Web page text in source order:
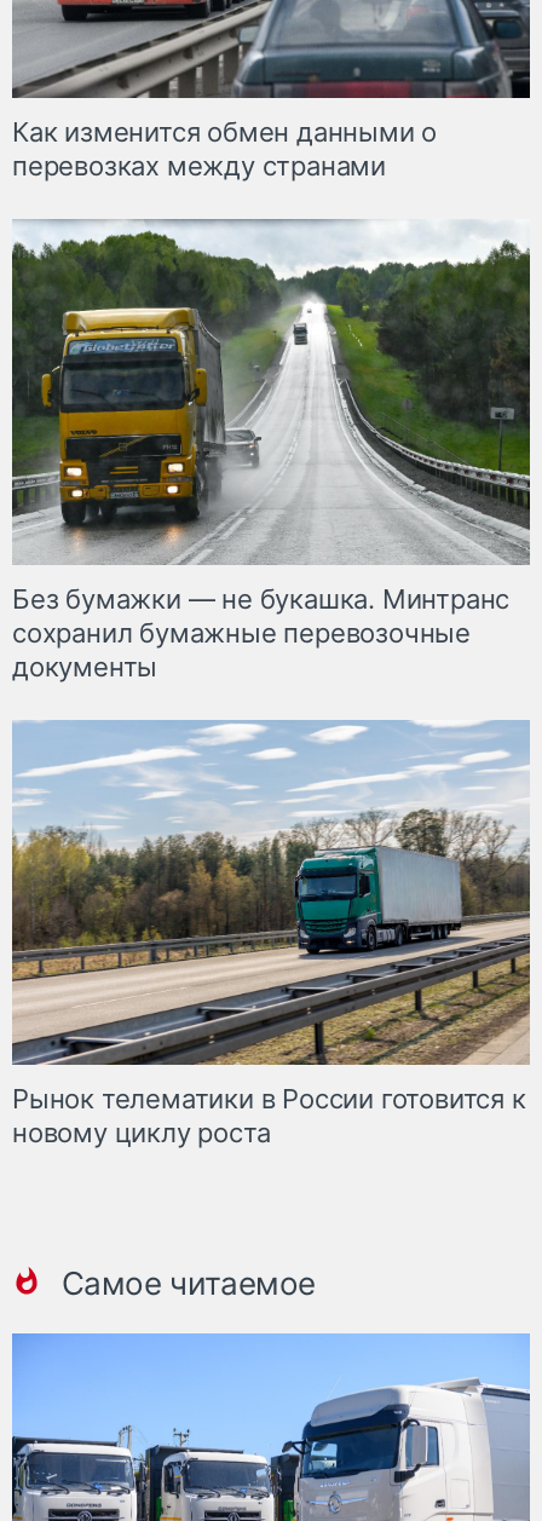
Как изменится обмен данными о
перевозках между странами
Без бумажки — не букашка. Минтранс
сохранил бумажные перевозочные
документы
Рынок телематики в России готовится к
новому циклу роста
Самое читаемое